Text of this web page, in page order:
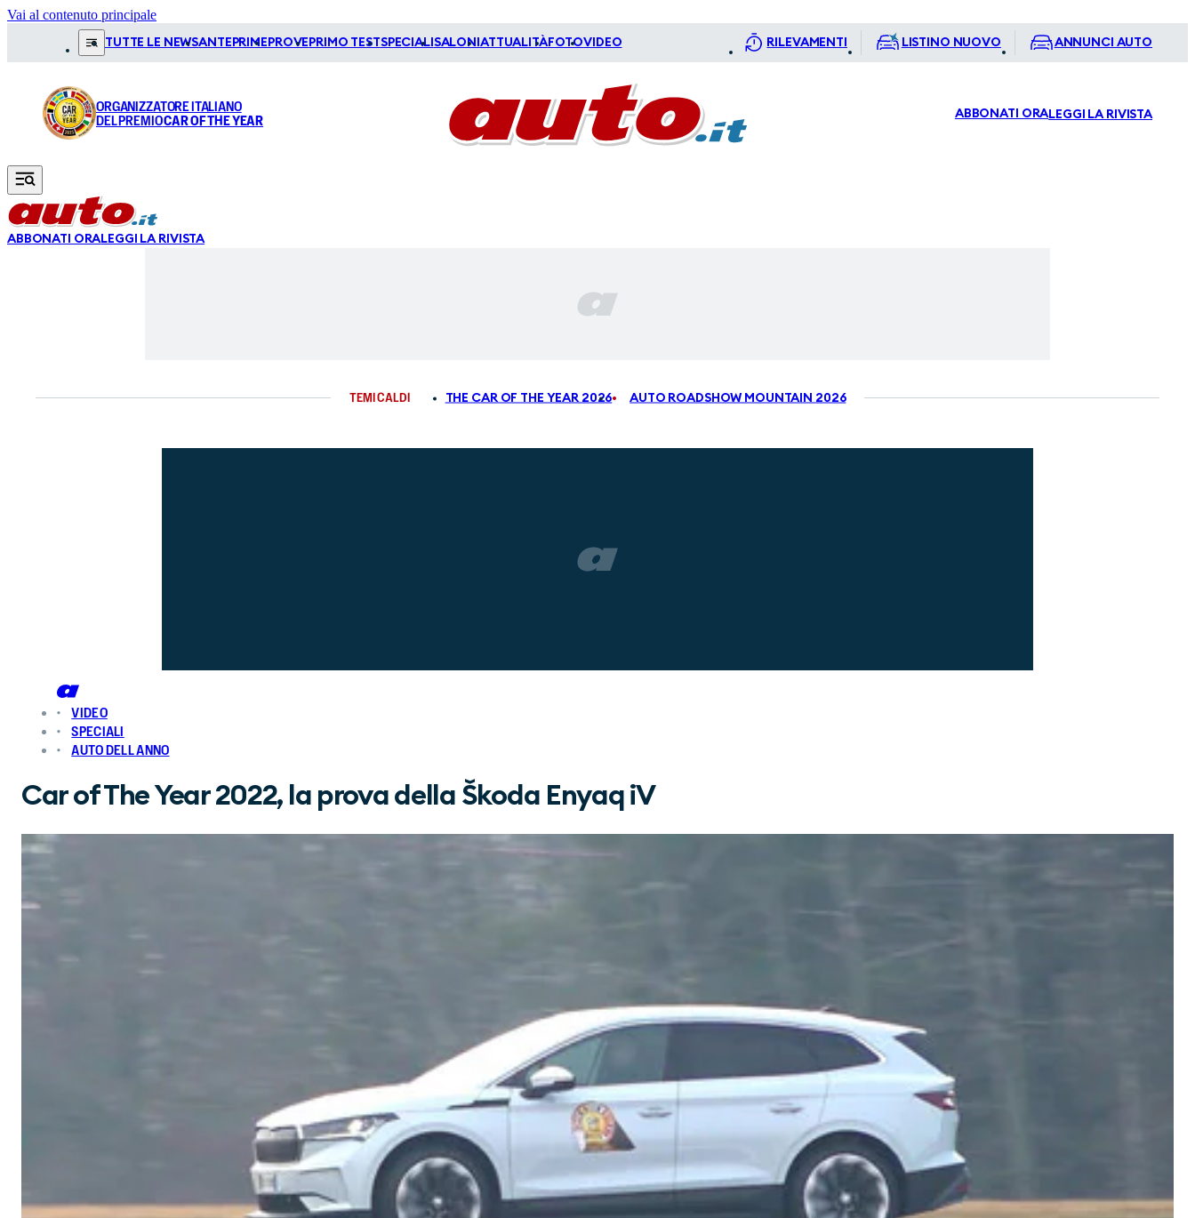
Vai al contenuto principale
TUTTE LE NEWSANTEPRIME PROVE PRIMO TESTSPECIALI SALONI ATTUALITÀFOTOVIDEO RILEVAMENTI LISTINO NUOVO ANNUNCI AUTO
ORGANIZZATORE ITALIANO
DEL PREMIOCAR OF THE YEAR ABBONATI ORALEGGI LA RIVISTA
ABBONATI ORALEGGI LA RIVISTA
TEMI CALDI THE CAR OF THE YEAR 2026 AUTO ROADSHOW MOUNTAIN 2026
VIDEO
SPECIALI
AUTO DELL ANNO
Car of The Year 2022, la prova della Škoda Enyaq iV